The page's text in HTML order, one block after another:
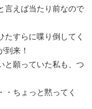
言えば当たり前なので
すらに喋り倒してく
到来！
と願っていた私も、つ
・ちょっと黙ってく